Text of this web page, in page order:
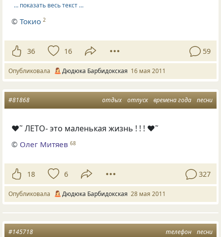
… показать весь текст …
©Токио 2
36 16 59
Опубликовала Дюдюка Барбидокская 16 мая 2011
отдых отпуск времена года песни
#81868
♥˜ ЛЕТО- это маленькая жизнь ! ! ! ♥˜
© Олег Митяев 68
18 6 327
Опубликовала Дюдюка Барбидокская 28 мая 2011
телефон песни
#145718